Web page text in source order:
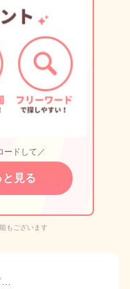
ードして／
見る
もございます